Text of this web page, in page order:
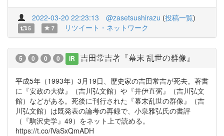
2022-03-20 22:23:13 @zasetsushirazu (投稿一覧)
5 7 リツイート・ネットワーク
5 0 0 0 IR 吉田常吉著『幕末 乱世の群像』
平成5年（1993年）3月19日、歴史家の吉田常吉が死去。著書
に『安政の大獄』（吉川弘文館）や『井伊直弼』（吉川弘文
館）などがある。死後に刊行された『幕末乱世の群像』（吉
川弘文館）は既発表の論考の再録で、小泉雅弘氏の書評
（『駒沢史学』49）をネット上で読める。
https://t.co/lVaSxQmADH